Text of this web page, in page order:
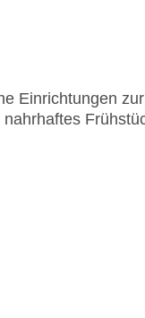
Einrichtungen